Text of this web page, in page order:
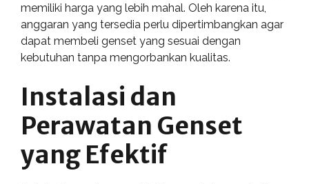
memiliki harga yang lebih mahal. Oleh karena itu,
anggaran yang tersedia perlu dipertimbangkan agar
dapat membeli genset yang sesuai dengan
kebutuhan tanpa mengorbankan kualitas.
Instalasi dan
Perawatan Genset
yang Efektif